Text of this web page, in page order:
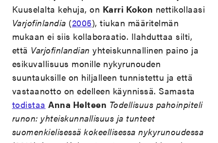
Kuuselalta kehuja, on Karri Kokon nettikollaasi
Varjofinlandia (2005), tiukan määritelmän
mukaan ei siis kollaboraatio. Ilahduttaa silti,
että Varjofinlandian yhteiskunnallinen paino ja
esikuvallisuus monille nykyrunouden
suuntauksille on hiljalleen tunnistettu ja että
vastaanotto on edelleen käynnissä. Samasta
todistaa Anna Helteen Todellisuus pahoinpiteli
runon: yhteiskunnallisuus ja tunteet
suomenkielisessä kokeellisessa nykyrunoudessa